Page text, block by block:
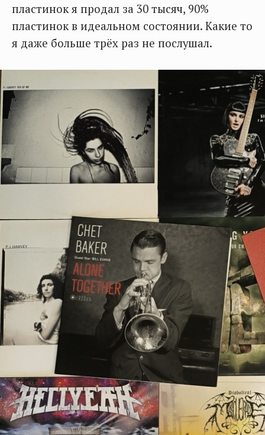
пластинок я продал за 30 тысяч, 90%
пластинок в идеальном состоянии. Какие то
я даже больше трёх раз не послушал.